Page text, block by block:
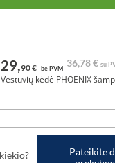
29,90 € be PVM 36,78 € su
Vestuvių kėdė PHOENIX
Pateikite